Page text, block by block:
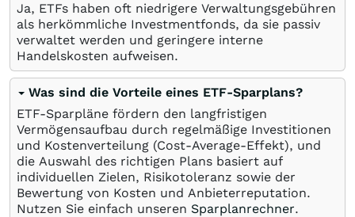
Ja, ETFs haben oft niedrigere Verwaltungsgebühren
als herkömmliche Investmentfonds, da sie passiv
verwaltet werden und geringere interne
Handelskosten aufweisen.
Was sind die Vorteile eines ETF-Sparplans?
ETF-Sparpläne fördern den langfristigen
Vermögensaufbau durch regelmäßige Investitionen
und Kostenverteilung (Cost-Average-Effekt), und
die Auswahl des richtigen Plans basiert auf
individuellen Zielen, Risikotoleranz sowie der
Bewertung von Kosten und Anbieterreputation.
Nutzen Sie einfach unseren Sparplanrechner.